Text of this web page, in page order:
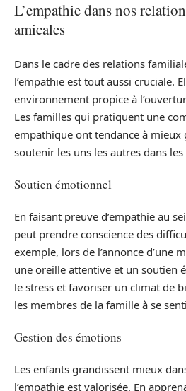
L’empathie dans nos
amicales
Dans le cadre des relations
l’empathie est tout aussi cruciale.
environnement propice à
Les familles qui pratiquent une
empathique ont tendance à mieux
soutenir les uns les autres dans
Soutien émotionnel
En faisant preuve d’empathie au
peut prendre conscience des
exemple, lors de l’annonce d’une
une oreille attentive et un soutien
le stress et favoriser un climat de
les membres de la famille à se
Gestion des émotions
Les enfants grandissent mieux
l’empathie est valorisée. En